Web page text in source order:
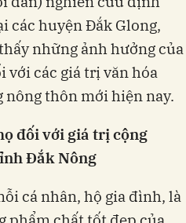
các huyện Đắk Glong,
những ảnh hưởng của
với các giá trị văn hóa
thôn mới hiện nay.
đối với giá trị cộng
Đắk Nông
cá nhân, hộ gia đình, là